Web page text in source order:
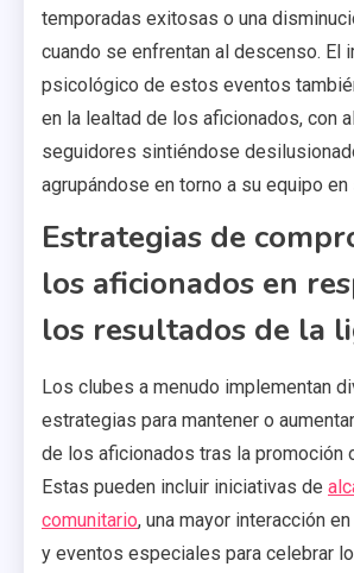
temporadas exitosas o una
cuando se enfrentan al descenso. El
psicológico de estos eventos
en la lealtad de los aficionados, con
seguidores sintiéndose
agrupándose en torno a su equipo
Estrategias de
los aficionados en
los resultados de la
Los clubes a menudo implementan
estrategias para mantener o
de los aficionados tras la promoción
Estas pueden incluir iniciativas de
comunitario, una mayor interacción
y eventos especiales para celebrar